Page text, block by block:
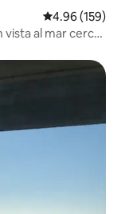
Calificación
4.96 (159)
vista al mar cerca